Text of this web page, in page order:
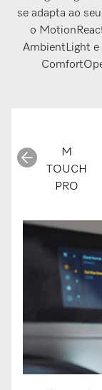
se adapta ao
o
AmbientLight e
M
TOUCH
PRO